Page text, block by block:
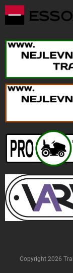
Copyright 2026